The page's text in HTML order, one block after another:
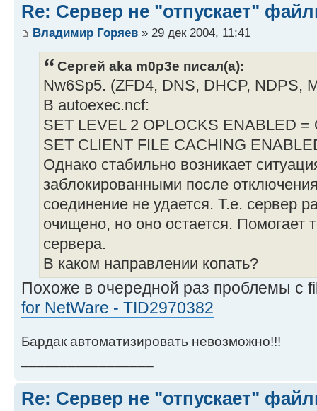
Re: Сервер не "отпускает"
Владимир Горяев » 29 дек 2004, 11:41
Сергей aka m0p3e писал(а):
Nw6Sp5. (ZFD4, DNS, DHCP, NDPS,
В autoexec.ncf:
SET LEVEL 2 OPLOCKS ENABLED =
SET CLIENT FILE CACHING
Однако стабильно возникает
заблокированными после
соединение не удается. Т.е. сервер
очищено, но оно остается. Помогает
сервера.
В каком направлении копать?
Похоже в очередной раз проблемы c
for NetWare - TID2970382
Бардак автоматизировать невозможно!!!
Re: Сервер не "отпускает"